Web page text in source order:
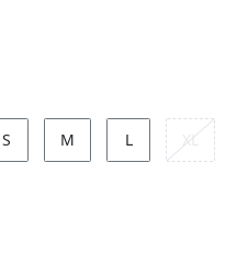
S M L XL